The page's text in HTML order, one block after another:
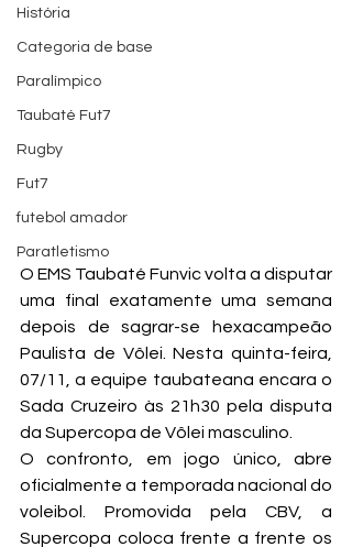
História
Categoria de base
Paralímpico
Taubaté Fut7
Rugby
Fut7
futebol amador
Paratletismo
O EMS Taubaté Funvic volta a disputar
uma final exatamente uma semana
depois de sagrar-se hexacampeão
Paulista de Vôlei. Nesta quinta-feira,
07/11, a equipe taubateana encara o
Sada Cruzeiro às 21h30 pela disputa
da Supercopa de Vôlei masculino.
O confronto, em jogo único, abre
oficialmente a temporada nacional do
voleibol. Promovida pela CBV, a
Supercopa coloca frente a frente os